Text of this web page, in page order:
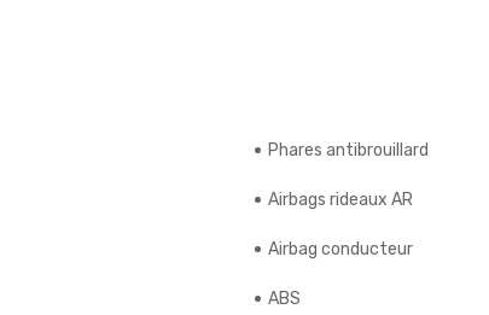
Phares antibrouillard
Airbags rideaux AR
Airbag conducteur
ABS